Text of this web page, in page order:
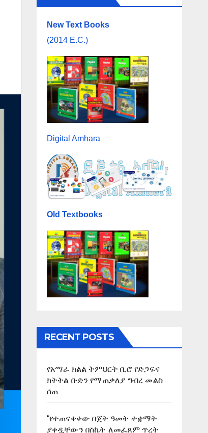
New Text Books
(2014 E.C.)
Digital Amhara
Old Textbooks
RECENT POSTS
የአማራ ክልል ትምህርት ቢሮ የድጋፍና
ክትትል ቡድን የማጠቃለያ ግብረ መልስ
ሰጠ
“የተጠናቀቀው በጀት ዓመት ተቋማት
ያቀዷቸውን በስኬት ለመፈጸም ጥረት